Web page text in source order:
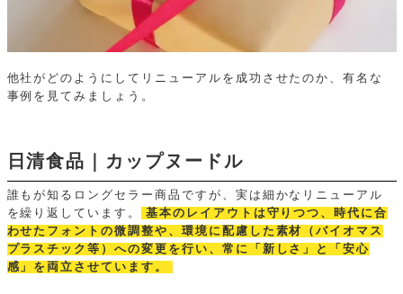
他社がどのようにしてリニューアルを成功させたのか、有名な
事例を見てみましょう。
日清食品｜カップヌードル
誰もが知るロングセラー商品ですが、実は細かなリニューアル
を繰り返しています。
基本のレイアウトは守りつつ、時代に合
わせたフォントの微調整や、環境に配慮した素材（バイオマス
プラスチック等）への変更を行い、常に「新しさ」と「安心
感」を両立させています。